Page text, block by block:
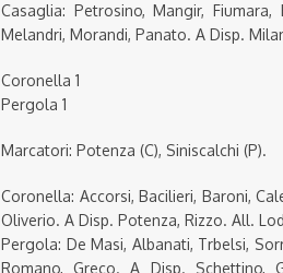
Casaglia: Petrosino, Mangir,
Melandri, Morandi, Panato. A Disp.
Coronella 1
Pergola 1
Marcatori: Potenza (C), Siniscalchi (P).
Coronella: Accorsi, Bacilieri, Baroni,
Oliverio. A Disp. Potenza, Rizzo. All.
Pergola: De Masi, Albanati, Trbelsi,
Romano, Greco. A Disp. Schettino,